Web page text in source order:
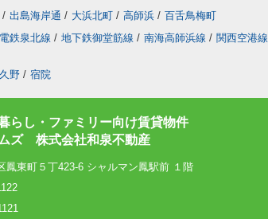
/ 出島海岸通 / 大浜北町 / 高師浜 / 百舌鳥梅町
鉄泉北線 / 地下鉄御堂筋線 / 南海高師浜線 / 関西空港線
野 / 宿院
らし・ファミリー向け賃貸物件
ズ 株式会社和泉不動産
鳳東町５丁423-6 シャルマン鳳駅前 １階